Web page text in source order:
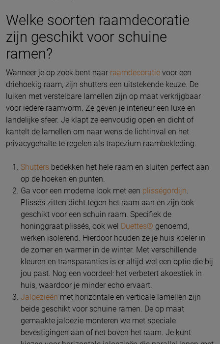
Welke soorten raamdecoratie
zijn geschikt voor schuine
ramen?
Wanneer je op zoek bent naar raamdecoratie voor een
driehoekig raam, zijn shutters een uitstekende keuze. De
luiken met verstelbare lamellen zijn op maat verkrijgbaar
voor iedere raamvorm. Ze geven je interieur een luxe en
landelijke sfeer. Je klapt ze eenvoudig open en dicht of
kantelt de lamellen om naar wens de lichtinval en het
privacygehalte te regelen als trapezium raambekleding.
Shutters bedekken het hele raam en sluiten perfect aan
op de hoeken en punten.
Ga voor een moderne look met een plisségordijn
Plissés zitten dicht tegen het raam aan en zijn ook
geschikt voor een schuin raam. Specifiek de
honinggraat plissés, ook wel Duettes® genoemd,
werken isolerend. Hierdoor houden ze je huis koeler in
de zomer en warmer in de winter. Met verschillende
kleuren en transparanties is er altijd wel een optie die bij
jou past. Nog een voordeel: het verbetert akoestiek in
huis, waardoor je minder echo ervaart.
Jaloezieën met horizontale en verticale lamellen zijn
beide geschikt voor schuine ramen. De op maat
gemaakte jaloezie monteren we met speciale
bevestigingen aan of net boven het raam. Je kunt